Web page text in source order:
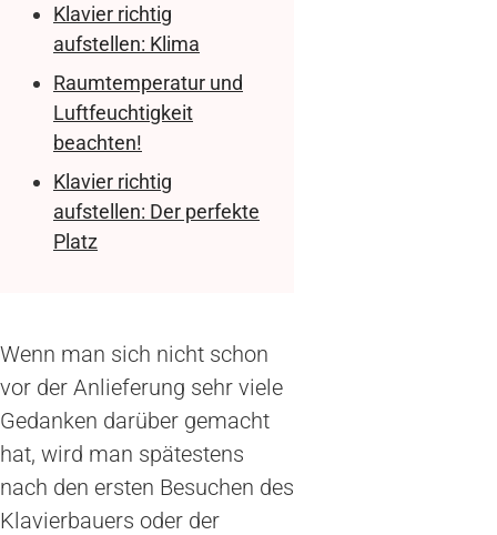
Klavier richtig
aufstellen: Klima
Raumtemperatur und
Luftfeuchtigkeit
beachten!
Klavier richtig
aufstellen: Der perfekte
Platz
Wenn man sich nicht schon
vor der Anlieferung sehr viele
Gedanken darüber gemacht
hat, wird man spätestens
nach den ersten Besuchen des
Klavierbauers oder der